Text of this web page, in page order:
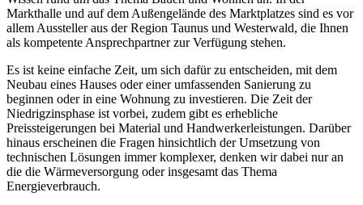
Markthalle und auf dem Außengelände des Marktplatzes sind es vor
allem Aussteller aus der Region Taunus und Westerwald, die Ihnen
als kompetente Ansprechpartner zur Verfügung stehen.
Es ist keine einfache Zeit, um sich dafür zu entscheiden, mit dem
Neubau eines Hauses oder einer umfassenden Sanierung zu
beginnen oder in eine Wohnung zu investieren. Die Zeit der
Niedrigzinsphase ist vorbei, zudem gibt es erhebliche
Preissteigerungen bei Material und Handwerkerleistungen. Darüber
hinaus erscheinen die Fragen hinsichtlich der Umsetzung von
technischen Lösungen immer komplexer, denken wir dabei nur an
die die Wärmeversorgung oder insgesamt das Thema
Energieverbrauch.